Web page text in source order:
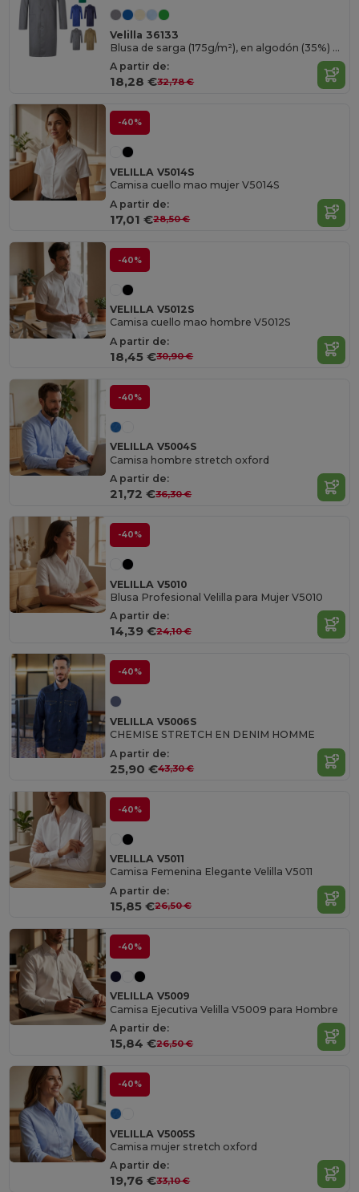
Velilla 36133
Blusa de sarga (175g/m²), en algodón (35%) y poliéster (65%)
A partir de:
18,28 €32,78 €
-40%
VELILLA V5014S
Camisa cuello mao mujer V5014S
A partir de:
17,01 €28,50 €
-40%
VELILLA V5012S
Camisa cuello mao hombre V5012S
A partir de:
18,45 €30,90 €
-40%
VELILLA V5004S
Camisa hombre stretch oxford
A partir de:
21,72 €36,30 €
-40%
VELILLA V5010
Blusa Profesional Velilla para Mujer V5010
A partir de:
14,39 €24,10 €
-40%
VELILLA V5006S
CHEMISE STRETCH EN DENIM HOMME
A partir de:
25,90 €43,30 €
-40%
VELILLA V5011
Camisa Femenina Elegante Velilla V5011
A partir de:
15,85 €26,50 €
-40%
VELILLA V5009
Camisa Ejecutiva Velilla V5009 para Hombre
A partir de:
15,84 €26,50 €
-40%
VELILLA V5005S
Camisa mujer stretch oxford
A partir de:
19,76 €33,10 €